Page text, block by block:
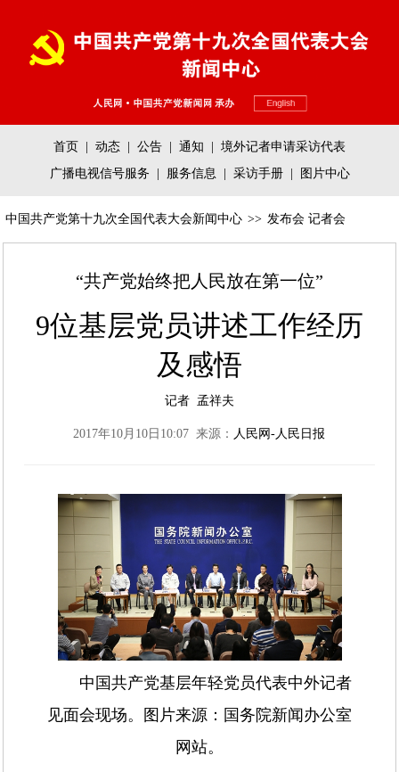
首页 动态 公告 通知
境外记者申请采访代表
广播电视信号服务
服务信息 采访手册 图片中心
中国共产党第十九次全国代表大会新闻中心 >> 发布会 记者会
“共产党始终把人民放在第一位”
9位基层党员讲述工作经历
及感悟
记者 孟祥夫
2017年10月10日10:07 来源： 人民网-人民日报
中国共产党基层年轻党员代表中外记者
见面会现场。图片来源：国务院新闻办公室
网站。